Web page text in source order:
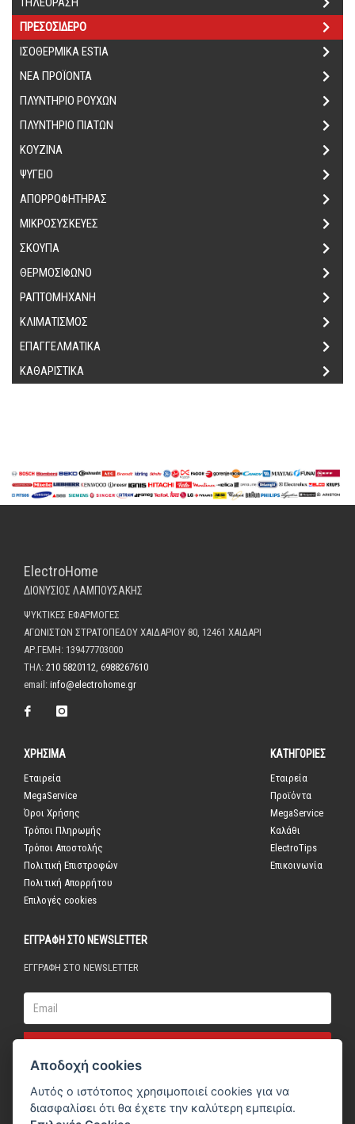
ΠΡΕΣΟΣΙΔΕΡΟ
ΙΣΟΘΕΡΜΙΚΑ ΕSTIA
ΝΕΑ ΠΡΟΪΟΝΤΑ
ΠΛΥΝΤΗΡΙΟ ΡΟΥΧΩΝ
ΠΛΥΝΤΗΡΙΟ ΠΙΑΤΩΝ
ΚΟΥΖΙΝΑ
ΨΥΓΕΙΟ
ΑΠΟΡΡΟΦΗΤΗΡΑΣ
ΜΙΚΡΟΣΥΣΚΕΥΕΣ
ΣΚΟΥΠΑ
ΘΕΡΜΟΣΙΦΩΝΟ
ΡΑΠΤΟΜΗΧΑΝΗ
ΚΛΙΜΑΤΙΣΜΟΣ
ΕΠΑΓΓΕΛΜΑΤΙΚΑ
ΚΑΘΑΡΙΣΤΙΚΑ
ElectroHome
ΔΙΟΝΥΣΙΟΣ ΛΑΜΠΟΥΣΑΚΗΣ
ΨΥΚΤΙΚΕΣ ΕΦΑΡΜΟΓΕΣ
ΑΓΩΝΙΣΤΩΝ ΣΤΡΑΤΟΠΕΔΟΥ ΧΑΙΔΑΡΙΟΥ 80, 12461 ΧΑΙΔΑΡΙ
ΑΡ.ΓΕΜΗ: 139477703000
ΤΗΛ: 210 5820112 6988267610
email: info@electrohome.gr
ΧΡΗΣΙΜΑ
Εταιρεία
MegaService
Όροι Χρήσης
Τρόποι Πληρωμής
Τρόποι Αποστολής
Πολιτική Επιστροφών
Πολιτική Απορρήτου
Επιλογές cookies
ΚΑΤΗΓΟΡΙΕΣ
Εταιρεία
Προϊόντα
MegaService
Καλάθι
ElectroTips
Επικοινωνία
ΕΓΓΡΑΦΗ ΣΤΟ NEWSLETTER
ΕΓΓΡΑΦΗ ΣΤΟ NEWSLETTER
Αποδοχή cookies
Αυτός ο ιστότοπος χρησιμοποιεί cookies για να
διασφαλίσει ότι θα έχετε την καλύτερη εμπειρία.